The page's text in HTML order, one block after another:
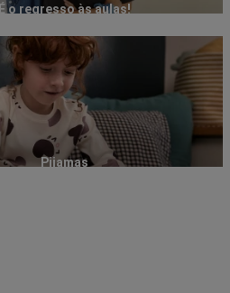
É o regresso às aulas!
Pijamas